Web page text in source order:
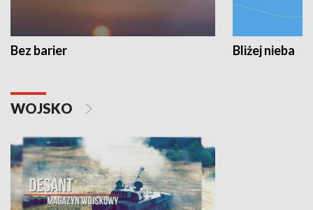
Bez barier Bliżej nieba
WOJSKO